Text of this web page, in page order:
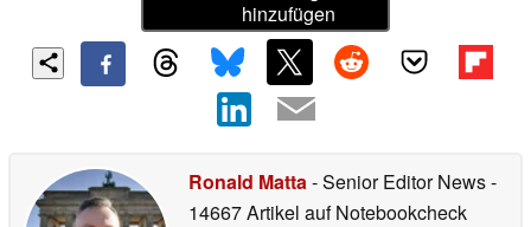
hinzufügen
Ronald Matta- Senior Editor News-
14667 Artikel auf Notebookcheck